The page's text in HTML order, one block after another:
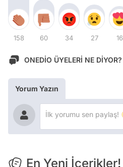
158 60 34 27 16
ONEDİO ÜYELERİ NE DİYOR?
Yorum Yazın
En Yeni İçerikler!